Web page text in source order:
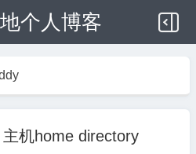
个人博客
机home directory